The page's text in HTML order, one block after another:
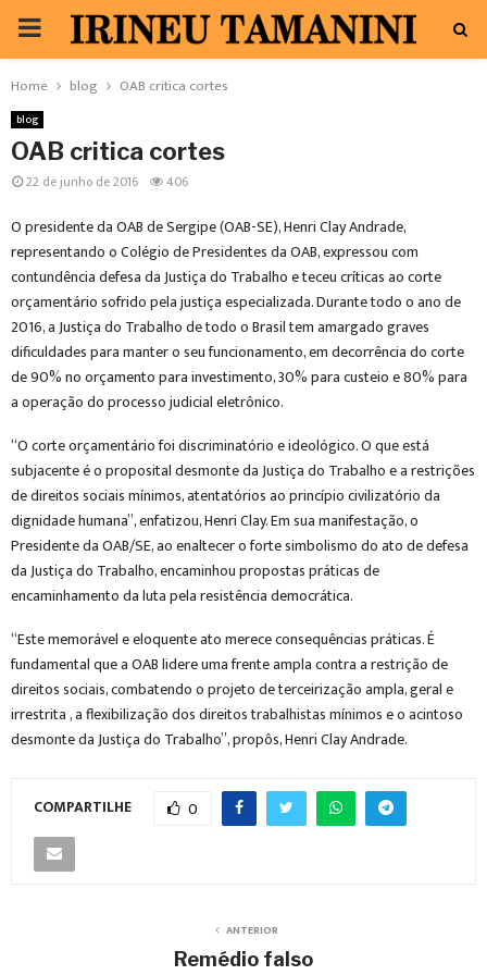
PRIMARY
MENU
Home blog OAB critica cortes
blog
OAB critica cortes
22 de junho de 2016 406
O presidente da OAB de Sergipe (OAB-SE), Henri Clay Andrade,
representando o Colégio de Presidentes da OAB, expressou com
contundência defesa da Justiça do Trabalho e teceu críticas ao corte
orçamentário sofrido pela justiça especializada. Durante todo o ano de
2016, a Justiça do Trabalho de todo o Brasil tem amargado graves
dificuldades para manter o seu funcionamento, em decorrência do corte
de 90% no orçamento para investimento, 30% para custeio e 80% para
a operação do processo judicial eletrônico.
“O corte orçamentário foi discriminatório e ideológico. O que está
subjacente é o proposital desmonte da Justiça do Trabalho e a restrições
de direitos sociais mínimos, atentatórios ao princípio civilizatório da
dignidade humana”, enfatizou, Henri Clay. Em sua manifestação, o
Presidente da OAB/SE, ao enaltecer o forte simbolismo do ato de defesa
da Justiça do Trabalho, encaminhou propostas práticas de
encaminhamento da luta pela resistência democrática.
“Este memorável e eloquente ato merece consequências práticas. É
fundamental que a OAB lidere uma frente ampla contra a restrição de
direitos sociais, combatendo o projeto de terceirização ampla, geral e
irrestrita , a flexibilização dos direitos trabalhistas mínimos e o acintoso
desmonte da Justiça do Trabalho”, propôs, Henri Clay Andrade.
COMPARTILHE 0
ANTERIOR
Remédio falso